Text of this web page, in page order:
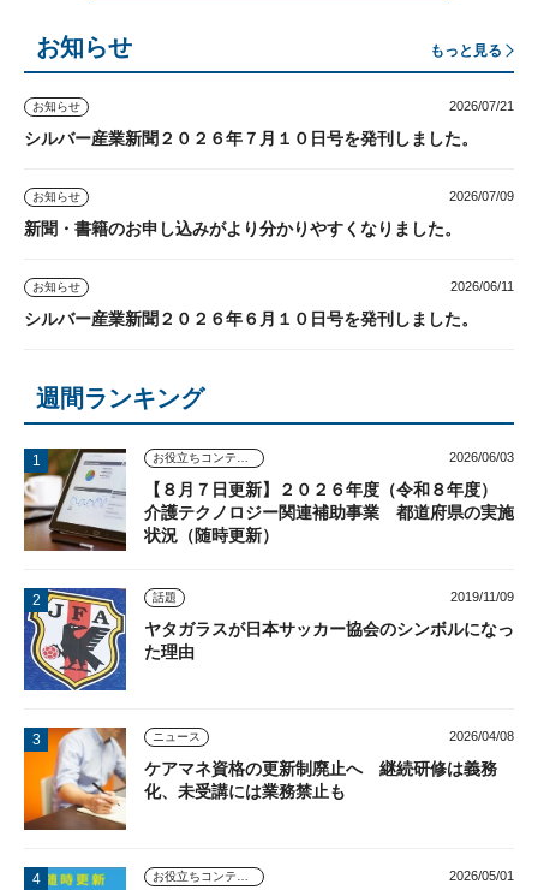
お知らせ もっと見る
お知らせ 2026/07/21
シルバー産業新聞２０２６年７月１０日号を発刊しました。
お知らせ 2026/07/09
新聞・書籍のお申し込みがより分かりやすくなりました。
お知らせ 2026/06/11
シルバー産業新聞２０２６年６月１０日号を発刊しました。
週間ランキング
お役立ちコンテンツ 2026/06/03
【８月７日更新】２０２６年度（令和８年度）
介護テクノロジー関連補助事業 都道府県の実施
状況（随時更新）
話題 2019/11/09
ヤタガラスが日本サッカー協会のシンボルになっ
た理由
ニュース 2026/04/08
ケアマネ資格の更新制廃止へ 継続研修は義務
化、未受講には業務禁止も
お役立ちコンテンツ 2026/05/01